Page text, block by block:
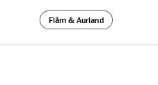
Flåm & Aurland